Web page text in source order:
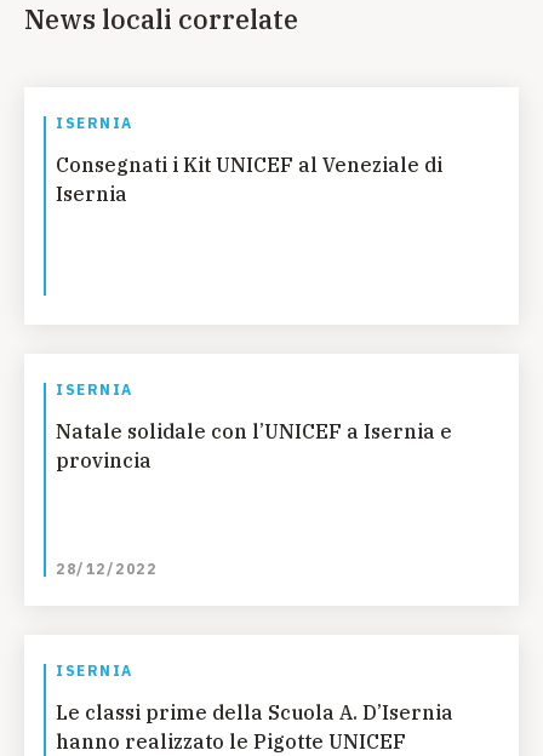
News locali correlate
ISERNIA
Consegnati i Kit UNICEF al Veneziale di
Isernia
ISERNIA
Natale solidale con l’UNICEF a Isernia e
provincia
28/12/2022
ISERNIA
Le classi prime della Scuola A. D’Isernia
hanno realizzato le Pigotte UNICEF